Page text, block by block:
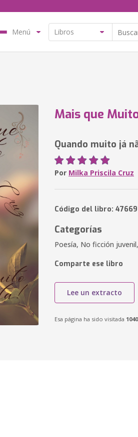
Menú
Mais que
Quando muito já
Por Milka Priscila Cruz
Código del libro:
Categorías
Poesía, No ficción
Comparte ese libro
Lee un extracto
Esa página ha sido visitada 1040